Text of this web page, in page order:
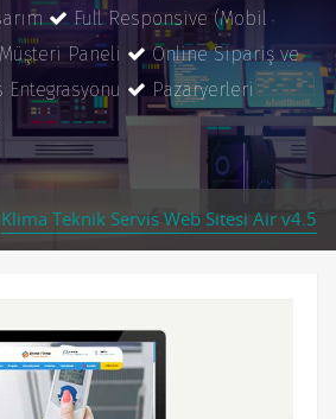
Full Responsive (Mobil
Paneli
Online Sipariş ve
Pazaryerleri
Klima Teknik Servis Web Sitesi Air v4.5